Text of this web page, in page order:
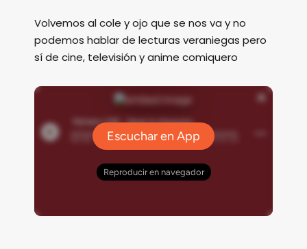
Volvemos al cole y ojo que se nos va y no
podemos hablar de lecturas veraniegas pero
sí de cine, televisión y anime comiquero